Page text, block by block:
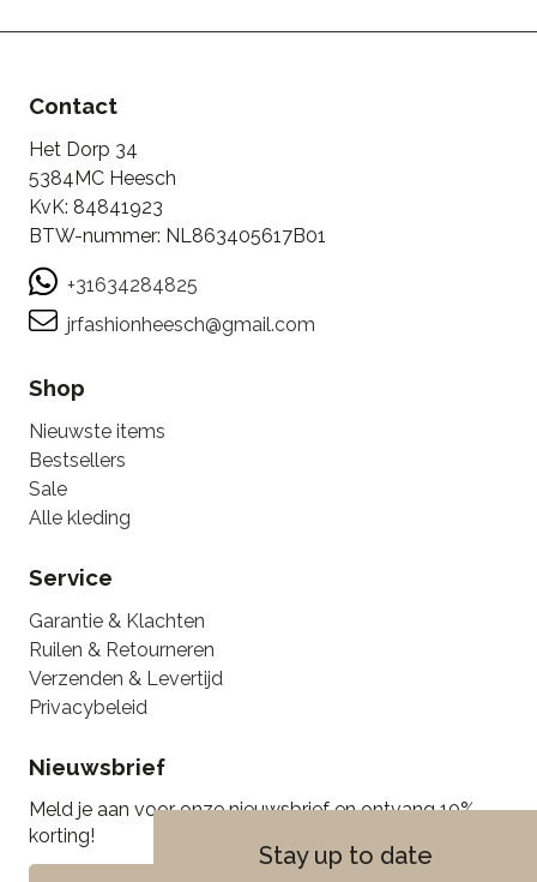
Stay up to date
Contact
Het Dorp 34
5384MC Heesch
KvK: 84841923
BTW-nummer: NL863405617B01
+31634284825
jrfashionheesch@gmail.com
Shop
Nieuwste items
Bestsellers
Sale
Alle kleding
Service
Garantie & Klachten
Ruilen & Retourneren
Verzenden & Levertijd
Privacybeleid
Nieuwsbrief
Meld je aan voor onze nieuwsbrief en ontvang 10%
korting!